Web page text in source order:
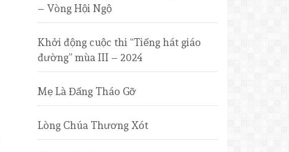
– Vòng Hội Ngộ
Khởi động cuộc thi “Tiếng hát giáo
đường” mùa III – 2024
Mẹ Là Đấng Tháo Gỡ
Lòng Chúa Thương Xót